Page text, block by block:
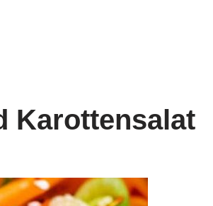
Karottensalat